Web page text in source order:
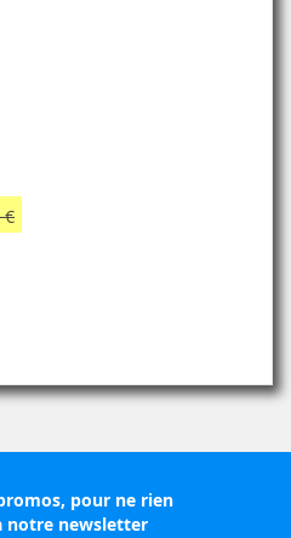
€
pour ne rien
notre newsletter